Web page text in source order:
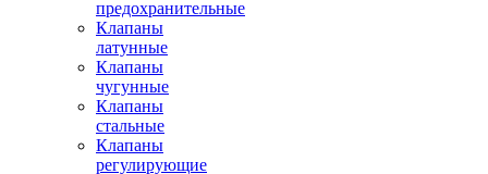
предохранительные
Клапаны
латунные
Клапаны
чугунные
Клапаны
стальные
Клапаны
регулирующие